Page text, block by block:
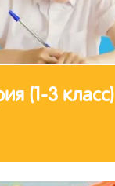
(1-3 класс)